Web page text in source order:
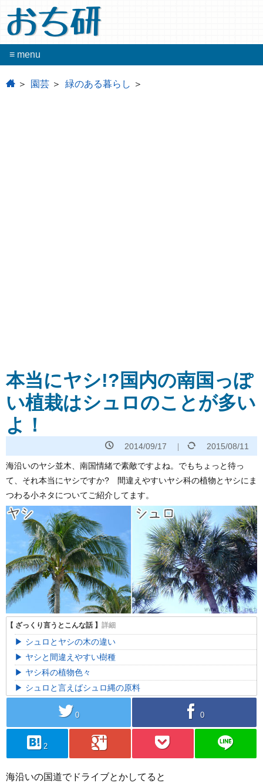
おち研
≡ menu
home 園芸 緑のある暮らし
本当にヤシ!?国内の南国っぽ
い植栽はシュロのことが多い
よ！
2014/09/17 2015/08/11
海沿いのヤシ並木、南国情緒で素敵ですよね。でもちょっと待っ
て、それ本当にヤシですか? 間違えやすいヤシ科の植物とヤシにま
つわる小ネタについてご紹介してます。
シュロとヤシの木の違い
ヤシと間違えやすい樹種
ヤシ科の植物色々
シュロと言えばシュロ縄の原料
twitter 0 facebook 0
hatebu 2 googleplus pocket line
海沿いの国道でドライブとかしてると